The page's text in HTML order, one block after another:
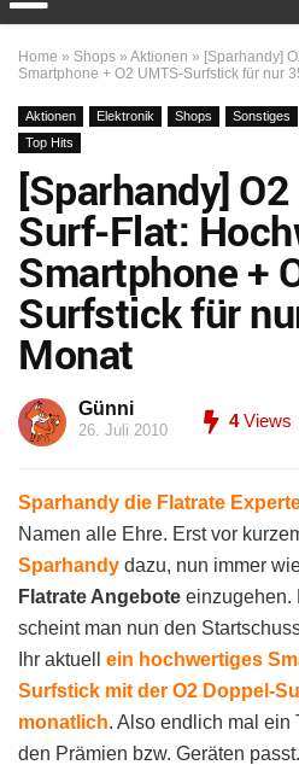
Home » Shops » Aktionen » [Sparhandy]
Smartphone + O2 UMTS-Surfstick für nur
Aktionen Elektronik Shops Sonstiges
Top Hits
[Sparhandy]
Surf-Flat:
Smartphone +
Surfstick für
Monat
Günni
26. Juli 2010 4Views
Sparhandy die Flatrate
Namen alle Ehre. Erst vor
Sparhandy dazu, nun immer
Flatrate Angebote einzugehen.
scheint man nun den
Ihr aktuell ein hochwertiges
Surfstick mit der O2 Doppel-
monatlich. Also endlich mal ein
den Prämien bzw. Geräten passt.